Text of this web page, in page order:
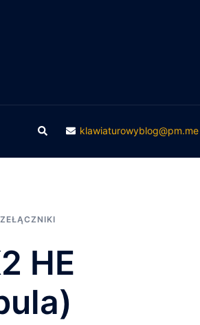
Wyszukiwanieklawiaturowyblog@pm.me
HE